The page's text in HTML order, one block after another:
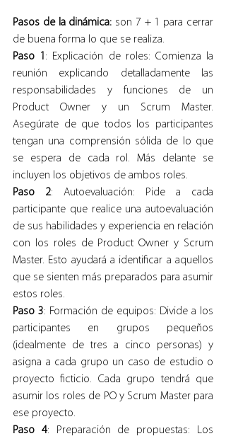
Pasos de la dinámica: son 7 + 1 para cerrar
de buena forma lo que se realiza.
Paso 1: Explicación de roles: Comienza la
reunión explicando detalladamente las
responsabilidades y funciones de un
Product Owner y un Scrum Master.
Asegúrate de que todos los participantes
tengan una comprensión sólida de lo que
se espera de cada rol. Más delante se
incluyen los objetivos de ambos roles.
Paso 2: Autoevaluación: Pide a cada
participante que realice una autoevaluación
de sus habilidades y experiencia en relación
con los roles de Product Owner y Scrum
Master. Esto ayudará a identificar a aquellos
que se sienten más preparados para asumir
estos roles.
Paso 3: Formación de equipos: Divide a los
participantes en grupos pequeños
(idealmente de tres a cinco personas) y
asigna a cada grupo un caso de estudio o
proyecto ficticio. Cada grupo tendrá que
asumir los roles de PO y Scrum Master para
ese proyecto.
Paso 4: Preparación de propuestas: Los